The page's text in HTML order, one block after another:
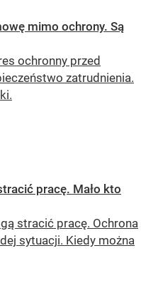
mimo ochrony. Są
ochronny przed
zatrudnienia.
pracę. Mało kto
stracić pracę. Ochrona
sytuacji. Kiedy można